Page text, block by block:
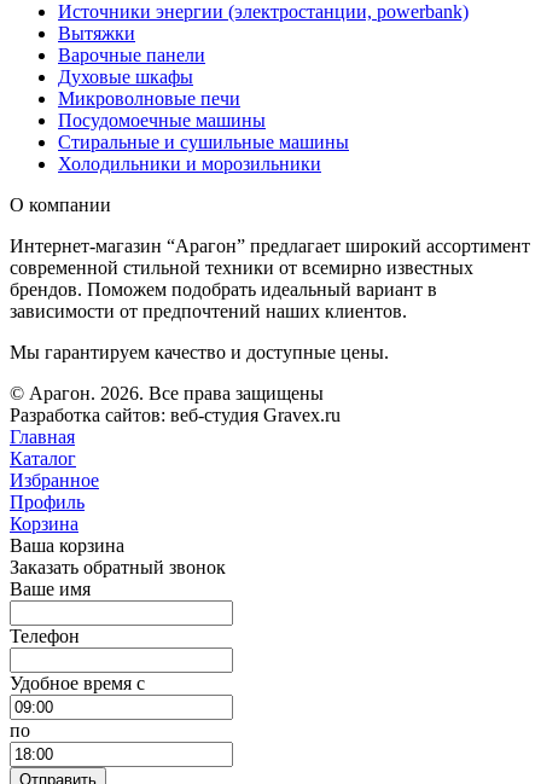
Источники энергии (электростанции, powerbank)
Вытяжки
Варочные панели
Духовые шкафы
Микроволновые печи
Посудомоечные машины
Стиральные и сушильные машины
Холодильники и морозильники
О компании
Интернет-магазин “Арагон” предлагает широкий ассортимент
современной стильной техники от всемирно известных
брендов. Поможем подобрать идеальный вариант в
зависимости от предпочтений наших клиентов.
Мы гарантируем качество и доступные цены.
© Арагон. 2026. Все права защищены
Разработка сайтов: веб-студия Gravex.ru
Главная
Каталог
Избранное
Профиль
Корзина
Ваша корзина
Заказать обратный звонок
Ваше имя
Телефон
Удобное время c
по
Отправить